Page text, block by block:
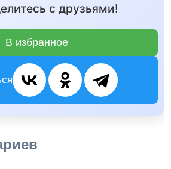
с друзьями!
В избранное